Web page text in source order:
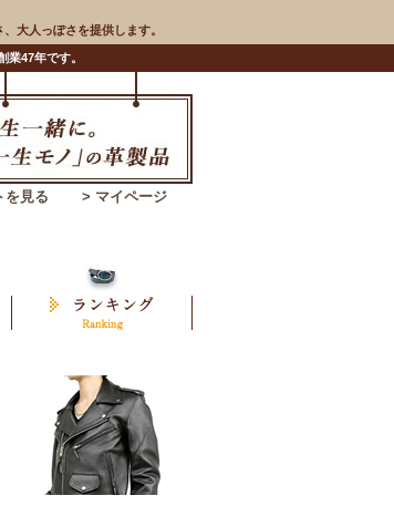
大人っぽさを提供します。
47年です。
を見る > マイページ